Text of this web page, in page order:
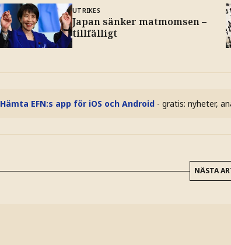
UTRIKES
Japan sänker matmomsen –
tillfälligt
Hämta EFN:s app för iOS och Android - gratis: nyheter,
NÄSTA